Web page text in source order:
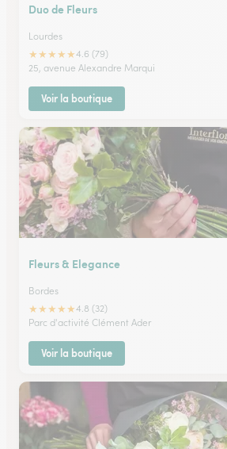
Duo de Fleurs
Lourdes
★★★★★4.6 (79)
25, avenue Alexandre Marqui
Voir la boutique
Fleurs & Elegance
Bordes
★★★★★4.8 (32)
Parc d'activité Clément Ader
Voir la boutique